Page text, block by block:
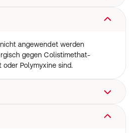
Colistimethat-Natrium, ein
Patienten und Kindern im Alter
Fibrose zur Kontrolle von
angewendet, die
aeruginosa
das nahezu alle Patienten mit
Infektion in jungen Jahren,
diese Infektion nicht richtig
angewendet werden
gegen Colistimethat-
Polymyxine sind.
immer genau nach